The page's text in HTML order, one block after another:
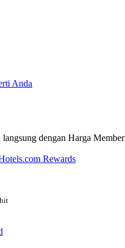
Anda
dengan Harga Member
Rewards